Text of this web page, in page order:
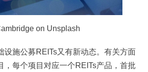
on Unsplash
设施公募REITs又有新动态。有关方面
，每个项目对应一个REITs产品，首批